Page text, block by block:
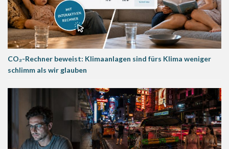
CO₂-Rechner beweist: Klimaanlagen sind fürs Klima weniger
schlimm als wir glauben